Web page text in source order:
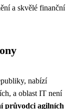
a skvělé finanční
nabízí
a oblast IT není
průvodci agilních